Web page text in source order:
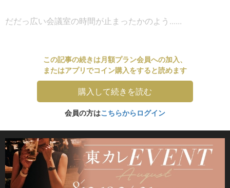
だだっ広い会議室の時間が止まったかのよう......
この記事の続きは月額プラン会員への加入、
またはアプリでコイン購入をすると読めます
購入して続きを読む
会員の方はこちらからログイン